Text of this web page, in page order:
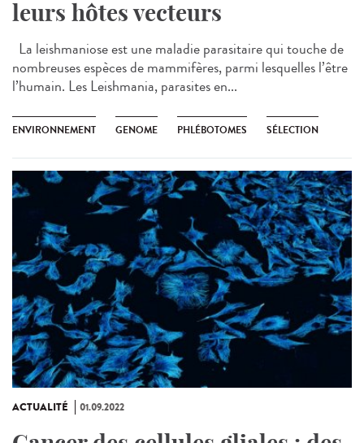
leurs hôtes vecteurs
La leishmaniose est une maladie parasitaire qui touche de
nombreuses espèces de mammifères, parmi lesquelles l’être
l’humain. Les Leishmania, parasites en...
ENVIRONNEMENT GENOME PHLÉBOTOMES SÉLECTION
ACTUALITÉ 01.09.2022